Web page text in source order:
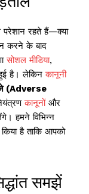
रहते हैं—क्या
करने के बाद
सोशल मीडिया,
हुई है। लेकिनकानून
(Adverse
कानूनों और
हमने विभिन्न
है ताकि आपको
समझें